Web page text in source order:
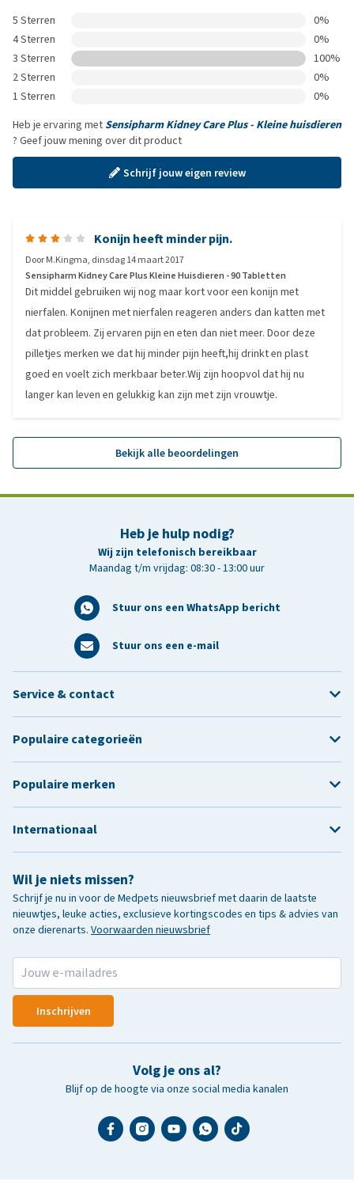
5 Sterren
0%
4 Sterren
0%
3 Sterren
100%
2 Sterren
0%
1 Sterren
0%
Heb je ervaring met Sensipharm Kidney Care Plus - Kleine huisdieren
? Geef jouw mening over dit product
Schrijf jouw eigen review
Konijn heeft minder pijn.
DoorM.Kingma, dinsdag 14 maart 2017
Sensipharm Kidney Care Plus Kleine Huisdieren - 90 Tabletten
Dit middel gebruiken wij nog maar kort voor een konijn met
nierfalen. Konijnen met nierfalen reageren anders dan katten met
dat probleem. Zij ervaren pijn en eten dan niet meer. Door deze
pilletjes merken we dat hij minder pijn heeft,hij drinkt en plast
goed en voelt zich merkbaar beter.Wij zijn hoopvol dat hij nu
langer kan leven en gelukkig kan zijn met zijn vrouwtje.
Bekijk alle beoordelingen
Heb je hulp nodig?
Wij zijn telefonisch bereikbaar
Maandag t/m vrijdag: 08:30 - 13:00 uur
Stuur ons een WhatsApp bericht
Stuur ons een e-mail
Wil je niets missen?
Schrijf je nu in voor de Medpets nieuwsbrief met daarin de laatste
nieuwtjes, leuke acties, exclusieve kortingscodes en tips & advies van
onze dierenarts. Voorwaarden nieuwsbrief
Inschrijven
Volg je ons al?
Blijf op de hoogte via onze social media kanalen
Service & contact
Populaire categorieën
Populaire merken
Internationaal